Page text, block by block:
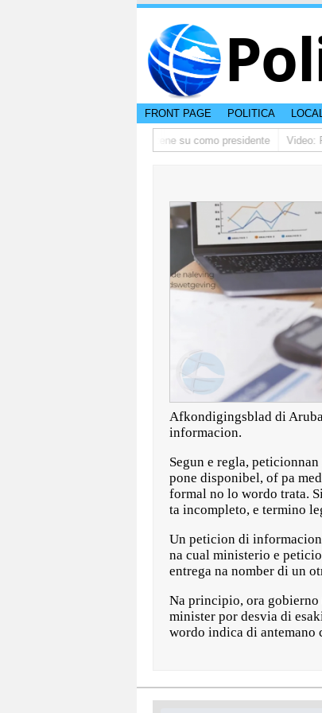
FRONT PAGE POLITICA
pidi disculpa, y FIFA ta mantene su como presidente Video:
Afkondigingsblad di
informacion.
Segun e regla,
pone disponibel, of pa
formal no lo wordo trata.
ta incompleto, e termino
Un peticion di informacion
na cual ministerio e
entrega na nomber di un
Na principio, ora gobierno
minister por desvia di
wordo indica di antemano